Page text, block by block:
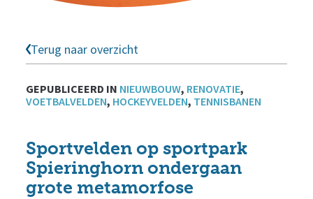
Terug naar overzicht
GEPUBLICEERD IN NIEUWBOUW, RENOVATIE,
VOETBALVELDEN, HOCKEYVELDEN, TENNISBANEN
Sportvelden op sportpark
Spieringhorn ondergaan
grote metamorfose